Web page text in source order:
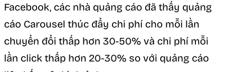
Facebook, các nhà quảng cáo đã thấy quảng
cáo Carousel thúc đẩy chi phí cho mỗi lần
chuyển đổi thấp hơn 30-50% và chi phí mỗi
lần click thấp hơn 20-30% so với quảng cáo